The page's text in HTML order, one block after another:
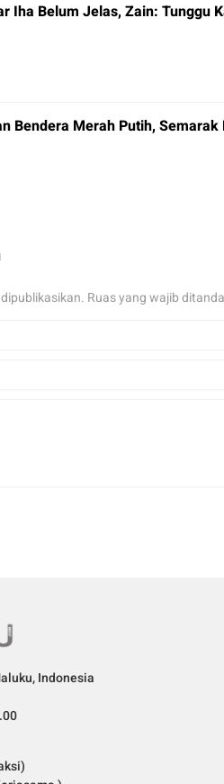
Iha Belum Jelas, Zain: Tunggu
Bendera Merah Putih, Semarak
Ruas yang wajib
Indonesia